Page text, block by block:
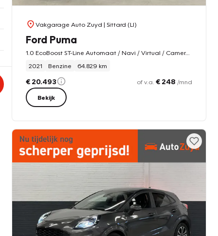
Vakgarage Auto Zuyd | Sittard (LI)
Ford Puma
1.0 EcoBoost ST-Line Automaat / Navi / Virtual / Camera / DAB / PDC
2021
Benzine 64.829 km
€ 20.493 of v.a. € 248 /mnd
Bekijk